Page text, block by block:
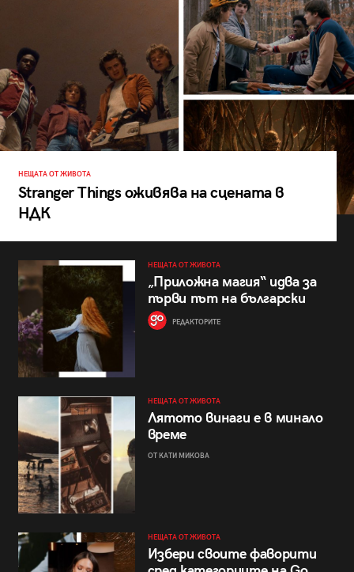
НЕЩАТА ОТ ЖИВОТА
Stranger Things оживява на сцената в
НДК
НЕЩАТА ОТ ЖИВОТА
„Приложна магия“ идва за
първи път на български
РЕДАКТОРИТЕ
НЕЩАТА ОТ ЖИВОТА
Лятото винаги е в минало
време
ОТ КАТИ МИКОВА
НЕЩАТА ОТ ЖИВОТА
Избери своите фаворити